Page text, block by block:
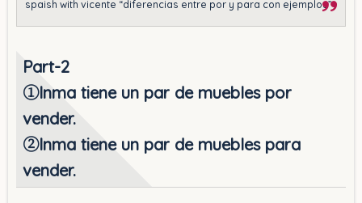
spaish with vicente “diferencias entre por y para con ejemplos”
Part-2
①Inma tiene un par de muebles por
vender.
②Inma tiene un par de muebles para
vender.